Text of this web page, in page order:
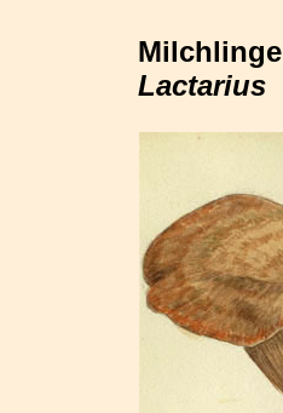
Milchlinge
Lactarius